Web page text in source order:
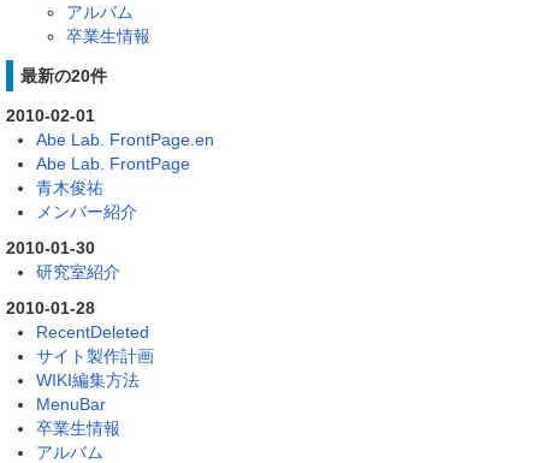
アルバム
卒業生情報
最新の20件
2010-02-01
Abe Lab. FrontPage.en
Abe Lab. FrontPage
青木俊祐
メンバー紹介
2010-01-30
研究室紹介
2010-01-28
RecentDeleted
サイト製作計画
WIKI編集方法
MenuBar
卒業生情報
アルバム